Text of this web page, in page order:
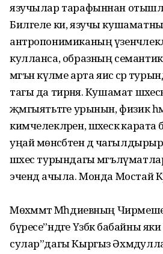
язучылар тарафыннан
Билгеле ки, язучы
антропонимиканың
кулланса, образның
мәгънә күләме арта яисә әсәр
тагы да тирәнәя. Кушамат
җәмгыятьтәге урынын, физик
кимчелекләрен, шәхескә карата
уңай мөнәсәбәтен дә
шәхес турындагы
эчендә ачыла. Монда Мостай
Мөхәммәт Мәһдиевның
бүресе”ндәге Үзбәк бабайны
сулар”дагы Кыргыз